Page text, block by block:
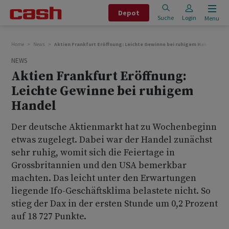
Depot
Suche Login Menu
Home News Aktien Frankfurt Eröffnung: Leichte Gewinne bei ruhigem Handel
NEWS
Aktien Frankfurt Eröffnung:
Leichte Gewinne bei ruhigem
Handel
Der deutsche Aktienmarkt hat zu Wochenbeginn
etwas zugelegt. Dabei war der Handel zunächst
sehr ruhig, womit sich die Feiertage in
Grossbritannien und den USA bemerkbar
machten. Das leicht unter den Erwartungen
liegende Ifo-Geschäftsklima belastete nicht. So
stieg der Dax in der ersten Stunde um 0,2 Prozent
auf 18 727 Punkte.